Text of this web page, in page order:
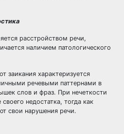
расстройством речи,
наличием патологического
заикания характеризуется
речевыми паттернами в
слов и фраз. При нечеткости
недостатка, тогда как
свои нарушения речи.